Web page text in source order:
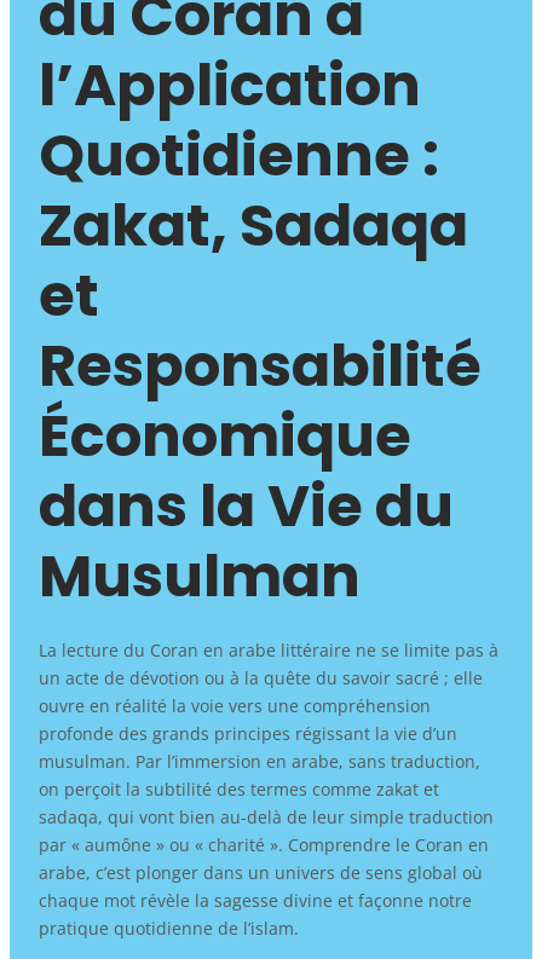
l’Application
Quotidienne :
Zakat, Sadaqa
et
Responsabilité
Économique
dans la Vie du
Musulman
La lecture du Coran en arabe littéraire ne se limite pas à
un acte de dévotion ou à la quête du savoir sacré ; elle
ouvre en réalité la voie vers une compréhension
profonde des grands principes régissant la vie d’un
musulman. Par l’immersion en arabe, sans traduction,
on perçoit la subtilité des termes comme zakat et
sadaqa, qui vont bien au-delà de leur simple traduction
par « aumône » ou « charité ». Comprendre le Coran en
arabe, c’est plonger dans un univers de sens global où
chaque mot révèle la sagesse divine et façonne notre
pratique quotidienne de l’islam.